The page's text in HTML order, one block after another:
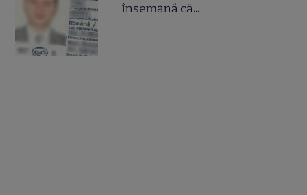
însemană că...